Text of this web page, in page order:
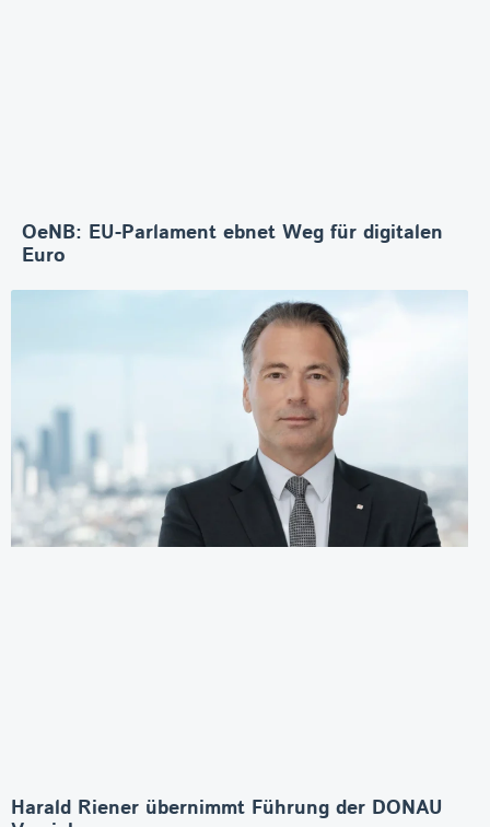
OeNB: EU-Parlament ebnet Weg für digitalen
Euro
Harald Riener übernimmt Führung der DONAU